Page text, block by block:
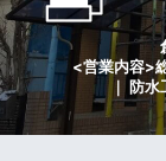
<営業内容>
｜ 防